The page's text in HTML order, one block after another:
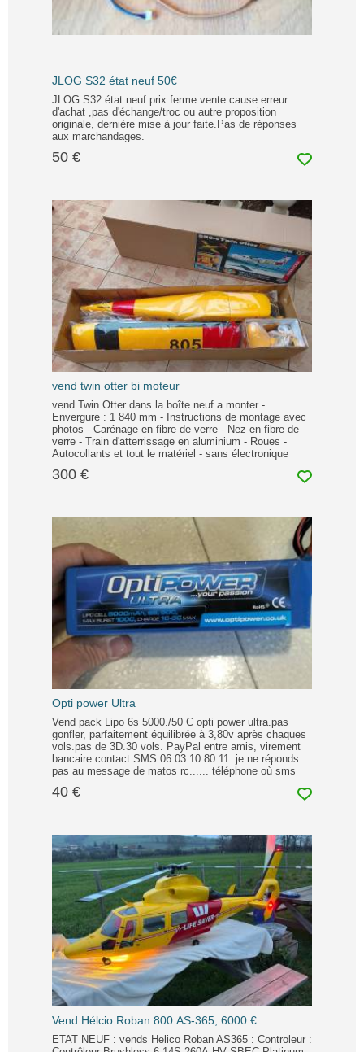
JLOG S32 état neuf 50€
JLOG S32 état neuf prix ferme vente cause erreur
d'achat ,pas d'échange/troc ou autre proposition
originale, dernière mise à jour faite.Pas de réponses
aux marchandages.
50 €
vend twin otter bi moteur
vend Twin Otter dans la boîte neuf a monter -
Envergure : 1 840 mm - Instructions de montage avec
photos - Carénage en fibre de verre - Nez en fibre de
verre - Train d'atterrissage en aluminium - Roues -
Autocollants et tout le matériel - sans électronique
300 €
Opti power Ultra
Vend pack Lipo 6s 5000./50 C opti power ultra.pas
gonfler, parfaitement équilibrée à 3,80v après chaques
vols.pas de 3D.30 vols. PayPal entre amis, virement
bancaire.contact SMS 06.03.10.80.11. je ne réponds
pas au message de matos rc...... téléphone où sms
40 €
Vend Hélcio Roban 800 AS-365, 6000 €
ETAT NEUF : vends Helico Roban AS365 : Controleur :